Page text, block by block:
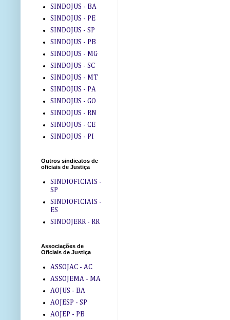
SINDOJUS - BA
SINDOJUS - PE
SINDOJUS - SP
SINDOJUS - PB
SINDOJUS - MG
SINDOJUS - SC
SINDOJUS - MT
SINDOJUS - PA
SINDOJUS - GO
SINDOJUS - RN
SINDOJUS - CE
SINDOJUS - PI
Outros sindicatos de
oficiais de Justiça
SINDIOFICIAIS -
SP
SINDIOFICIAIS -
ES
SINDOJERR - RR
Associações de
Oficiais de Justiça
ASSOJAC - AC
ASSOJEMA - MA
AOJUS - BA
AOJESP - SP
AOJEP - PB